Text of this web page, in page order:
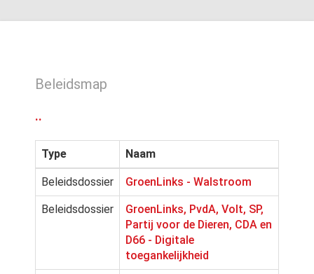
Beleidsmap
..
Type Naam
Beleidsdossier GroenLinks - Walstroom
Beleidsdossier
GroenLinks, PvdA, Volt, SP,
Partij voor de Dieren, CDA en
D66 - Digitale
toegankelijkheid